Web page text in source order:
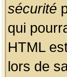
sécurité
qui
HTML
lors de